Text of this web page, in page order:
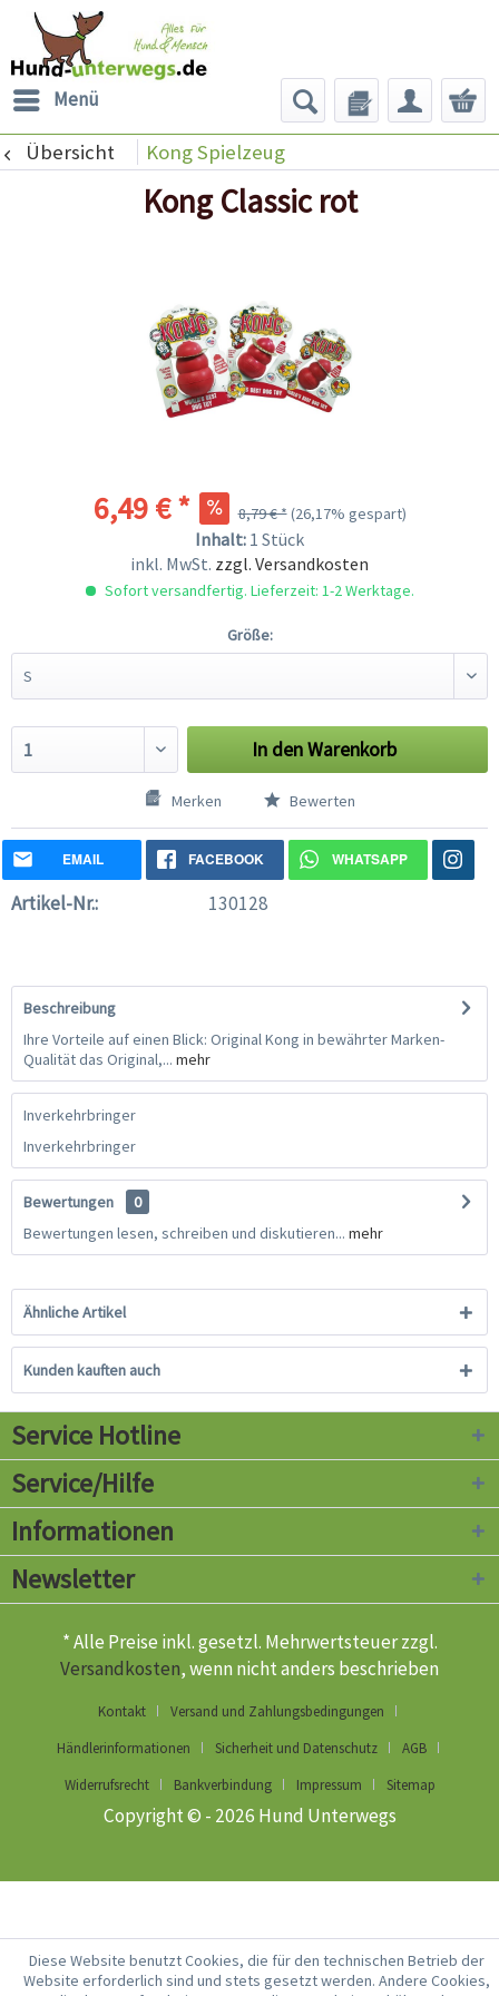
Menü
Übersicht Kong Spielzeug
Kong Classic rot
6,49 € * 8,79 € *(26,17% gespart)
Inhalt: 1 Stück
inkl. MwSt. zzgl. Versandkosten
Sofort versandfertig. Lieferzeit: 1-2 Werktage.
Größe:
In denWarenkorb
Merken Bewerten
EMAIL FACEBOOK WHATSAPP
Artikel-Nr.: 130128
Beschreibung
Ihre Vorteile auf einen Blick: Original Kong in bewährter Marken-
Qualität das Original,... mehr
Inverkehrbringer
Inverkehrbringer
Bewertungen
0
Bewertungen lesen, schreiben und diskutieren... mehr
Ähnliche Artikel
Kunden kauften auch
Service Hotline
Service/Hilfe
Informationen
Newsletter
* Alle Preise inkl. gesetzl. Mehrwertsteuer zzgl.
Versandkosten, wenn nicht anders beschrieben
Kontakt
Versand und Zahlungsbedingungen
Händlerinformationen
Sicherheit und Datenschutz
AGB
Widerrufsrecht
Bankverbindung Impressum Sitemap
Copyright © - 2026 Hund Unterwegs
Diese Website benutzt Cookies, die für den technischen Betrieb der
Website erforderlich sind und stets gesetzt werden. Andere Cookies,